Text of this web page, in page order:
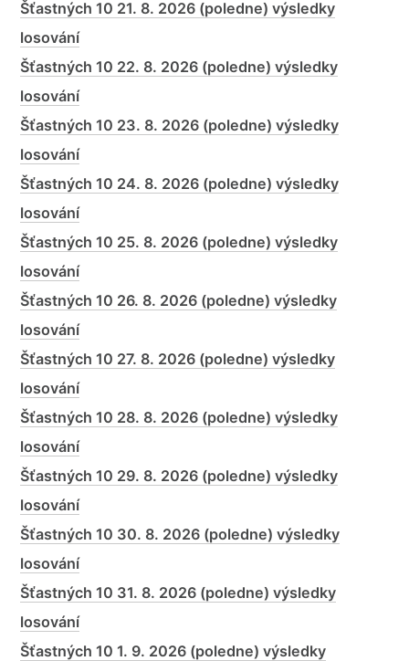
Šťastných 10 21. 8. 2026 (poledne) výsledky
losování
Šťastných 10 22. 8. 2026 (poledne) výsledky
losování
Šťastných 10 23. 8. 2026 (poledne) výsledky
losování
Šťastných 10 24. 8. 2026 (poledne) výsledky
losování
Šťastných 10 25. 8. 2026 (poledne) výsledky
losování
Šťastných 10 26. 8. 2026 (poledne) výsledky
losování
Šťastných 10 27. 8. 2026 (poledne) výsledky
losování
Šťastných 10 28. 8. 2026 (poledne) výsledky
losování
Šťastných 10 29. 8. 2026 (poledne) výsledky
losování
Šťastných 10 30. 8. 2026 (poledne) výsledky
losování
Šťastných 10 31. 8. 2026 (poledne) výsledky
losování
Šťastných 10 1. 9. 2026 (poledne) výsledky